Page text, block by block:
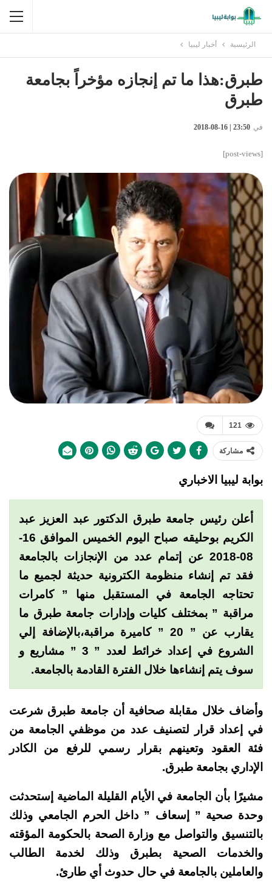
الرئيسية أخبار ليبيا
طبرق:هذا ما تم إنجازه مؤخراً بجامعة
طبرق
في 23:50 | 16-08-2018
[post-views]
121
مشاركة
بوابة ليبيا الاخباري
أعلن رئيس جامعة طبرق الدكتور عبد العزيز عبد
الكريم بوحليقه صباح اليوم الخميس الموافق 16-
08-2018 عن إتمام عدد من الإنجازات بالجامعة
فقدتم إنشاء منظومة الكترونية حديثة لجميع ما
تحتاجه الجامعة في المستقبل منها ” كامرات
مراقبة ” بمختلف كليات وإدارات جامعة طبرق ما
يقارب عن ” 20 ” كاميرة مراقبة،بالإضافة إلي
الشروع في إعداد خرائط لعدد ” 3 ” مشاريع و
سوف يتم إنشاءها خلال الفترة القادمة بالجامعة.
وأضاف خلال مقابلة صحافية أن جامعة طبرق شرعت
في إعداد قرار لتصنيف عدد من موظفي الجامعة من
فئة العقود وتعينهم بقرار رسمي للرفع من الكادر
الإداري بجامعة طبرق.
مشيرًا بأن الجامعة في الأيام القليلة الماضية إستحدثت
وحدة صحية ” إسعاف ” داخل الحرم الجامعي وذلك
بالتنسيق والتواصل مع وزارة الصحة بالحكومة المؤقته
والخدمات الصحية بطبرق وذلك لخدمة الطالب
والعاملين بالجامعة في حال حدوث أي طارئ.